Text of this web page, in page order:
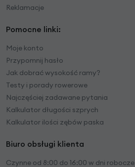
Reklamacje
Pomocne linki:
Moje konto
Przypomnij hasło
Jak dobrać wysokość ramy?
Testy i porady rowerowe
Najczęściej zadawane pytania
Kalkulator długości szprych
Kalkulator ilości zębów paska
Biuro obsługi klienta
Czynne od 8:00 do 16:00 w dni robocze